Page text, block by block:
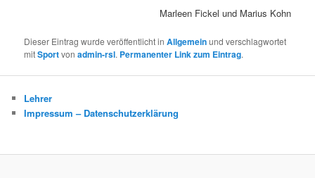
Marleen Fickel und Marius Kohn
Dieser Eintrag wurde veröffentlicht inAllgemeinund verschlagwortet
mitSportvonadmin-rsl. Permanenter Link zum Eintrag.
Lehrer
Impressum – Datenschutzerklärung